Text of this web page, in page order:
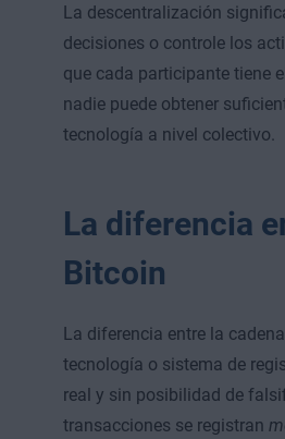
La descentralización
decisiones o controle los
que cada participante tiene
nadie puede obtener
tecnología a nivel colectivo.
La diferencia
Bitcoin
La diferencia entre la
tecnología o sistema de
real y sin posibilidad de
transacciones se registran